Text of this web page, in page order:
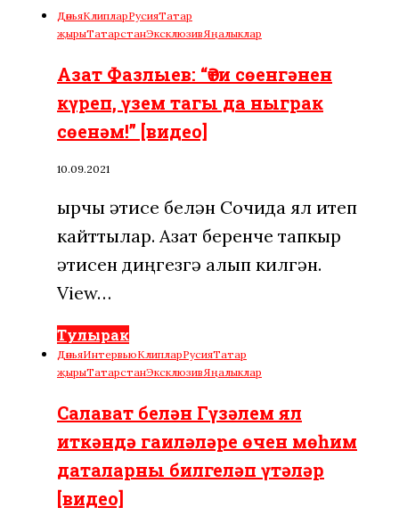
ДөньяКлипларРусияТатар
җырыТатарстанЭксклюзивЯңалыклар
Азат Фазлыев: “Әти сөенгәнен
күреп, үзем тагы да ныграк
сөенәм!” [видео]
10.09.2021
Җырчы әтисе белән Сочида ял итеп
кайттылар. Азат беренче тапкыр
әтисен диңгезгә алып килгән.
View…
Тулырак
ДөньяИнтервьюКлипларРусияТатар
җырыТатарстанЭксклюзивЯңалыклар
Салават белән Гүзәлем ял
иткәндә гаиләләре өчен мөһим
даталарны билгеләп үтәләр
[видео]